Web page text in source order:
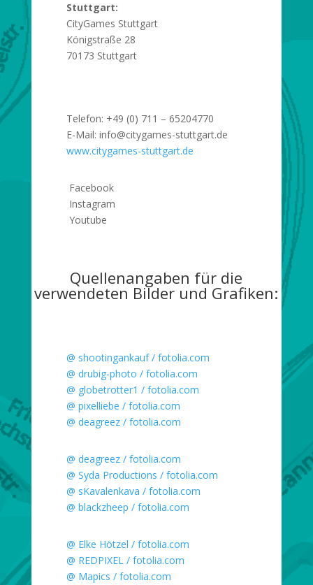
Stuttgart:
CityGames Stuttgart
Königstraße 28
70173 Stuttgart
Telefon: +49 (0) 711 – 65204770
E-Mail: info@citygames-stuttgart.de
www.citygames-stuttgart.de
Facebook
Instagram
Youtube
Quellenangaben für die
verwendeten Bilder und Grafiken:
@ shootingankauf / fotolia.com
@ drubig-photo / fotolia.com
@ globetrotter1 / fotolia.com
@ pixelliebe / fotolia.com
@ deagreez/ fotolia.com
@ deagreez/ fotolia.com
@ Syda Productions / fotolia.com
@ sKavalenkava / fotolia.com
@ blackzheep / fotolia.com
@ Elke Hötzel / fotolia.com
@ REDPIXEL/ fotolia.com
@ Mapics / fotolia.com